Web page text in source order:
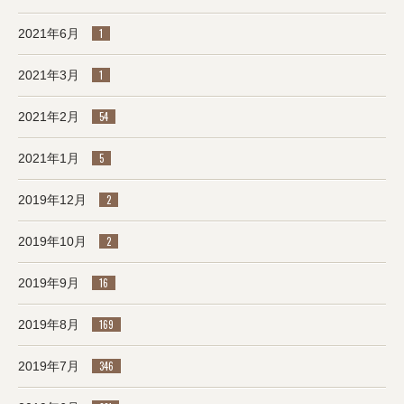
2021年6月 1
2021年3月 1
2021年2月 54
2021年1月 5
2019年12月 2
2019年10月 2
2019年9月 16
2019年8月 169
2019年7月 346